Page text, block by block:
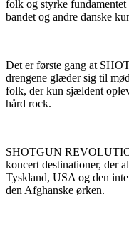
folk og styrke
bandet og andre danske
Det er første gang at
drengene glæder sig til
folk, der kun sjældent
hård rock.
SHOTGUN
koncert destinationer, der
Tyskland, USA og den
den Afghanske ørken.